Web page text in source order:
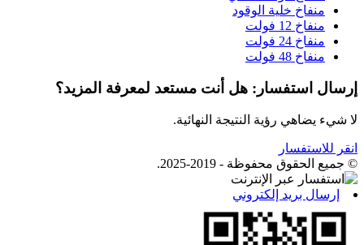
منفاخ خلية الوقود
منفاخ 12 فولت
منفاخ 24 فولت
منفاخ 48 فولت
إرسال استفسار: هل أنت مستعد لمعرفة المزيد؟
لا شيء يضاهي رؤية النتيجة النهائية.
انقر للاستفسار
© جميع الحقوق محفوظة - 2019-2025.
إرسال بريد إلكتروني